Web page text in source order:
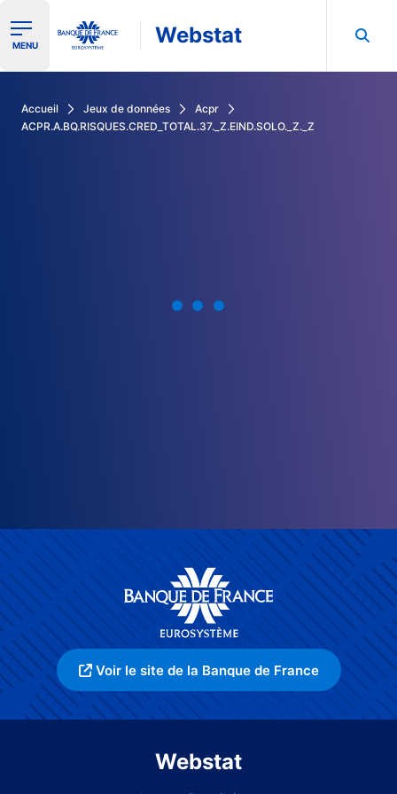
Ouvrir le menu de navigation
MENU Webstat
Accueil Jeux de données
Acpr
ACPR.A.BQ.RISQUES.CRED_TOTAL.37._Z.EIND.SOLO._Z._Z
Voir le site de la Banque de France
Webstat